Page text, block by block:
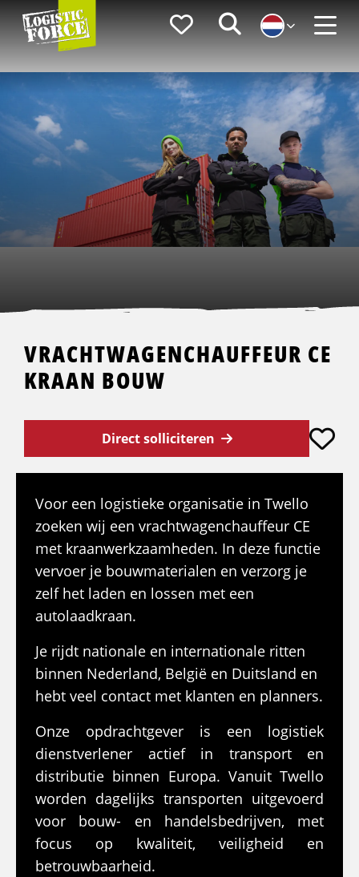
Logistic
Force
FavorietenZoeken
VRACHTWAGENCHAUFFEUR CE
KRAAN BOUW
Direct solliciteren
Voor een logistieke organisatie in Twello
zoeken wij een vrachtwagenchauffeur CE
met kraanwerkzaamheden. In deze functie
vervoer je bouwmaterialen en verzorg je
zelf het laden en lossen met een
autolaadkraan.
Je rijdt nationale en internationale ritten
binnen Nederland, België en Duitsland en
hebt veel contact met klanten en planners.
Onze opdrachtgever is een logistiek
dienstverlener actief in transport en
distributie binnen Europa. Vanuit Twello
worden dagelijks transporten uitgevoerd
voor bouw- en handelsbedrijven, met
focus op kwaliteit, veiligheid en
betrouwbaarheid.